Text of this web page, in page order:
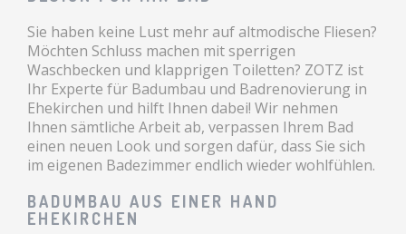
Sie haben keine Lust mehr auf altmodische Fliesen?
Möchten Schluss machen mit sperrigen
Waschbecken und klapprigen Toiletten? ZOTZ ist
Ihr Experte für Badumbau und Badrenovierung in
Ehekirchen und hilft Ihnen dabei! Wir nehmen
Ihnen sämtliche Arbeit ab, verpassen Ihrem Bad
einen neuen Look und sorgen dafür, dass Sie sich
im eigenen Badezimmer endlich wieder wohlfühlen.
BADUMBAU AUS EINER HAND
EHEKIRCHEN